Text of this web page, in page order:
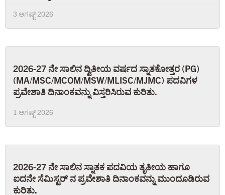
3 ಆಗಷ್ಟ್ 2026
2026-27 ನೇ ಸಾಲಿನ ದ್ವಿತೀಯ ವರ್ಷದ ಸ್ನಾತಕೋತ್ತರ (PG)
(MA/MSC/MCOM/MSW/MLISC/MJMC) ಪದವಿಗಳ
ಪ್ರವೇಶಾತಿ ದಿನಾಂಕವನ್ನು ವಿಸ್ತರಿಸಿರುವ ಕುರಿತು.
1 ಆಗಷ್ಟ್ 2026
2026-27 ನೇ ಸಾಲಿನ ಸ್ನಾತಕ ಪದವಿಯ ತೃತೀಯ ಹಾಗೂ
ಐದನೇ ಸೆಮಿಸ್ಟರ್ ನ ಪ್ರವೇಶಾತಿ ದಿನಾಂಕವನ್ನು ಮುಂದೂಡಿರುವ
ಕುರಿತು.